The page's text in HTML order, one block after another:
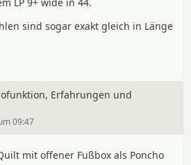
sind sogar exakt gleich in Länge
Erfahrungen und
09:47
mit offener Fußbox als Poncho